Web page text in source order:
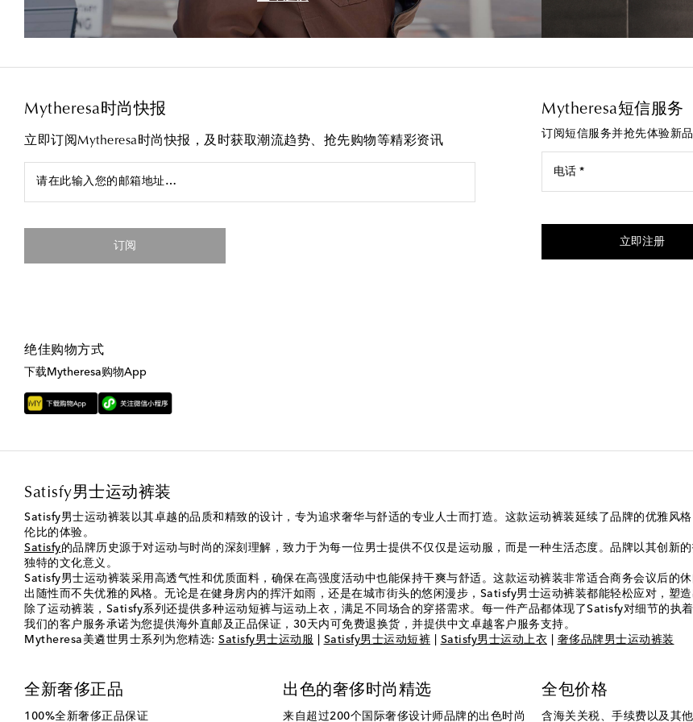
Mytheresa时尚快报
立即订阅Mytheresa时尚快报，及时获取潮流趋势、抢先购物等精彩资讯
请在此输入您的邮箱地址…
订阅
Mytheresa短信服务
订阅短信服务并抢先体验新
电话 *
立即注册
绝佳购物方式
下载Mytheresa购物App
Satisfy男士运动裤装
Satisfy男士运动裤装以其卓越的品质和精致的设计，专为追求奢华与舒适的专业人士而打造。这款运动裤装延续了品牌的优雅风
伦比的体验。
Satisfy的品牌历史源于对运动与时尚的深刻理解，致力于为每一位男士提供不仅仅是运动服，而是一种生活态度。品牌以其创新
独特的文化意义。
Satisfy男士运动裤装采用高透气性和优质面料，确保在高强度活动中也能保持干爽与舒适。这款运动裤装非常适合商务会议后的
出随性而不失优雅的风格。无论是在健身房内的挥汗如雨，还是在城市街头的悠闲漫步，Satisfy男士运动裤装都能轻松应对，塑造
除了运动裤装，Satisfy系列还提供多种运动短裤与运动上衣，满足不同场合的穿搭需求。每一件产品都体现了Satisfy对细节的执
我们的客户服务承诺为您提供海外直邮及正品保证，30天内可免费退换货，并提供中文卓越客户服务支持。
Mytheresa美遴世男士系列为您精选: Satisfy男士运动服 Satisfy男士运动短裤 Satisfy男士运动上衣 奢侈品牌男士运动裤装
全新奢侈正品
100%全新奢侈正品保证
出色的奢侈时尚精选
来自超过200个国际奢侈设计师品牌的出色时尚
全包价格
含海关关税、手续费以及其